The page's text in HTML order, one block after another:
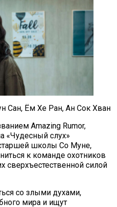
Сан, Ём Хе Ран, Ан Сок Хван
Amazing Rumor,
«Чудесный слух»
школы Со Муне,
к команде охотников
сверхъестественной силой
со злыми духами,
мира и ищут